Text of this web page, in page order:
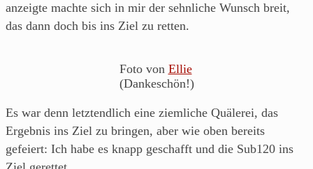
anzeigte machte sich in mir der sehnliche Wunsch breit,
das dann doch bis ins Ziel zu retten.
Foto von Ellie
(Dankeschön!)
Es war denn letztendlich eine ziemliche Quälerei, das
Ergebnis ins Ziel zu bringen, aber wie oben bereits
gefeiert: Ich habe es knapp geschafft und die Sub120 ins